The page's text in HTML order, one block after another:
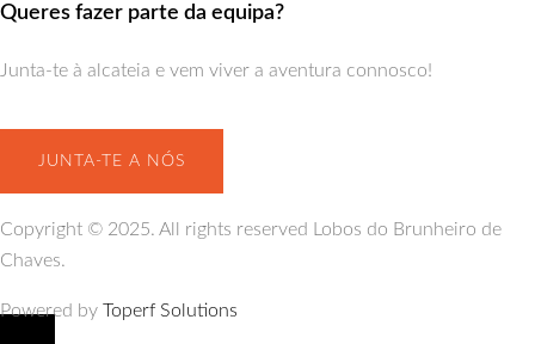
Queres fazer parte da equipa?
Junta-te à alcateia e vem viver a aventura connosco!
JUNTA-TE A NÓS
Copyright © 2025. All rights reserved Lobos do Brunheiro de
Chaves.
Powered by Toperf Solutions